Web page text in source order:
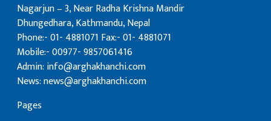
Nagarjun – 3, Near Radha Krishna Mandir
Dhungedhara, Kathmandu, Nepal
Phone:- 01- 4881071 Fax:- 01- 4881071
Mobile:- 00977- 9857061416
Admin: info@arghakhanchi.com
News: news@arghakhanchi.com
Pages